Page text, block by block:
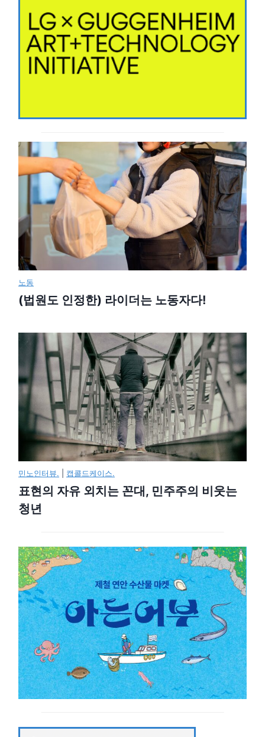
노동
(법원도 인정한) 라이더는 노동자다!
민노인터뷰. 캡콜드케이스.
표현의 자유 외치는 꼰대, 민주주의 비웃는
청년